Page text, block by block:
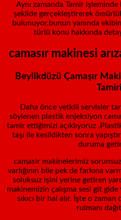
Aynı zamanda Tamir
şekilde gerçekleştirerek
bulunuyor.bunun yanında
türlü konu hakkında
camasır makinesi
Beylikdüzü Çamaşır
Tamiri
Daha önce yetkili servisler
söylenen plastik enjeksiyon
tamir ettiğimizi açıklıyoruz
taşı ile kesildikten sonra
duruma
camasir makinelerimiz sorunsuz
varlığının bile pek de farkına
soluksuz işini yerine getiren
makinemizin çalışma sesi git
sıkıcı bir hal alır. İşte o
rulmanı